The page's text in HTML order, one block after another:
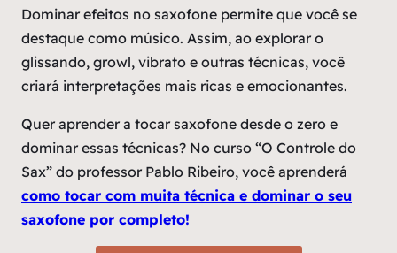
Dominar efeitos no saxofone permite que você se
destaque como músico. Assim, ao explorar o
glissando, growl, vibrato e outras técnicas, você
criará interpretações mais ricas e emocionantes.
Quer aprender a tocar saxofone desde o zero e
dominar essas técnicas? No curso “O Controle do
Sax” do professor Pablo Ribeiro, você aprenderá
como tocar com muita técnica e dominar o seu
saxofone por completo!